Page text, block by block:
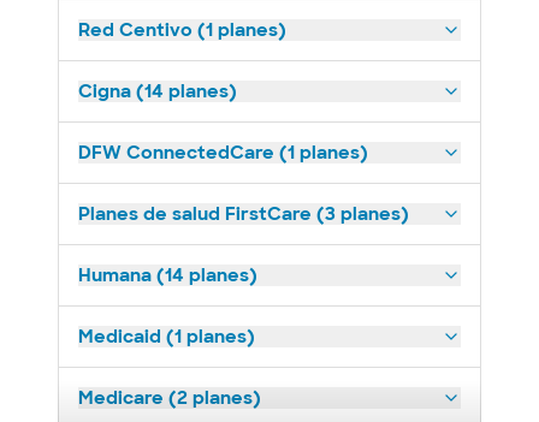
Red Centivo (1 planes)
Cigna (14 planes)
DFW ConnectedCare (1 planes)
Planes de salud FirstCare (3 planes)
Humana (14 planes)
Medicaid (1 planes)
Medicare (2 planes)